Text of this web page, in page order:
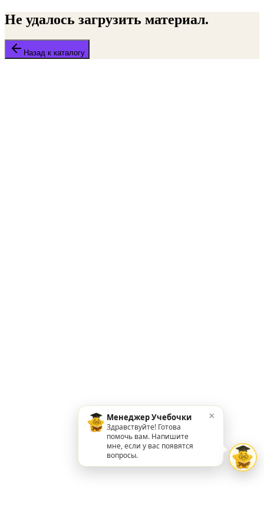
Не удалось загрузить материал.
Назад к каталогу
Менеджер Учебочки
Здравствуйте! Готова
помочь вам. Напишите
мне, если у вас появятся
вопросы.
×